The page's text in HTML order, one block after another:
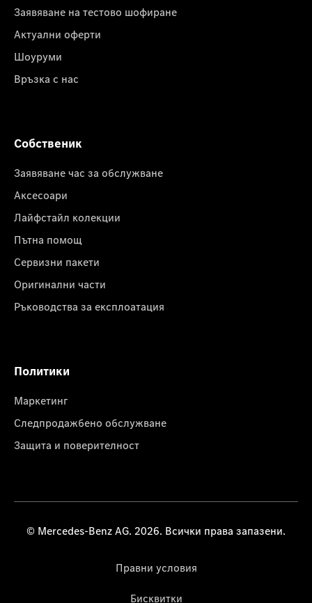
Заявяване на тестово шофиране
Актуални оферти
Шоуруми
Връзка с нас
Собственик
Заявяване час за обслужване
Аксесоари
Лайфстайл колекции
Пътна помощ
Сервизни пакети
Оригинални части
Ръководства за експлоатация
Политики
Маркетинг
Следпродажбено обслужване
Защита и поверителност
© Mercedes-Benz AG. 2026. Всички права запазени.
Правни условия
Бисквитки